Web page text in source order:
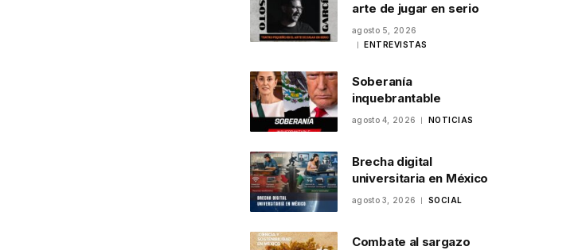
arte de jugar en serio
agosto 5, 2026
ENTREVISTAS
Soberanía
inquebrantable
agosto 4, 2026 NOTICIAS
Brecha digital
universitaria en México
agosto 3, 2026 SOCIAL
Combate al sargazo